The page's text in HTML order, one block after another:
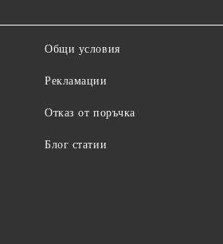
Общи условия
Рекламации
Отказ от поръчка
Блог статии